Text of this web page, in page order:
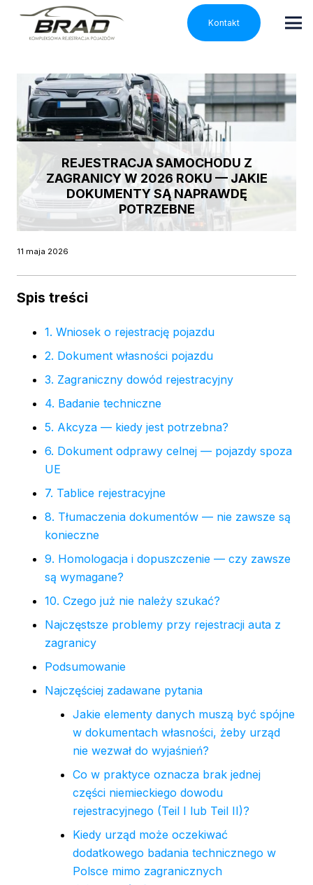
Kontakt
REJESTRACJA SAMOCHODU Z
ZAGRANICY W 2026 ROKU — JAKIE
DOKUMENTY SĄ NAPRAWDĘ
POTRZEBNE
11 maja 2026
Spis treści
1. Wniosek o rejestrację pojazdu
2. Dokument własności pojazdu
3. Zagraniczny dowód rejestracyjny
4. Badanie techniczne
5. Akcyza — kiedy jest potrzebna?
6. Dokument odprawy celnej — pojazdy spoza
UE
7. Tablice rejestracyjne
8. Tłumaczenia dokumentów — nie zawsze są
konieczne
9. Homologacja i dopuszczenie — czy zawsze
są wymagane?
10. Czego już nie należy szukać?
Najczęstsze problemy przy rejestracji auta z
zagranicy
Podsumowanie
Najczęściej zadawane pytania
Jakie elementy danych muszą być spójne
w dokumentach własności, żeby urząd
nie wezwał do wyjaśnień?
Co w praktyce oznacza brak jednej
części niemieckiego dowodu
rejestracyjnego (Teil I lub Teil II)?
Kiedy urząd może oczekiwać
dodatkowego badania technicznego w
Polsce mimo zagranicznych